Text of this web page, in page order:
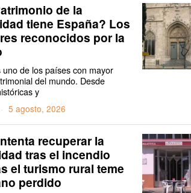
de la
tiene España? Los
reconocidos por la
uno de los países con mayor
del mundo. Desde
y
5 agosto, 2026
recuperar la
tras el incendio
el turismo rural teme
perdido